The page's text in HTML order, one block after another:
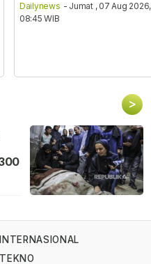
Dailynews - Jumat , 07 Aug 2026,
08:45 WIB
>
INTERNASIONAL
TEKNO